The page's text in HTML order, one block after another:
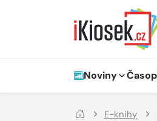
Hlavní navigace
Noviny
E-knihy